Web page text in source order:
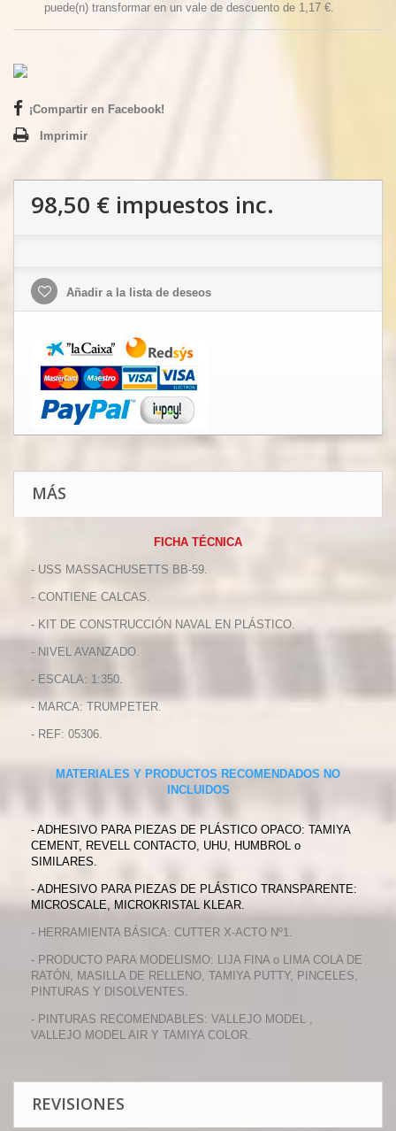
puede(n) transformar en un vale de descuento de 1,17 €.
¡Compartir en Facebook!
Imprimir
98,50 € impuestos inc.
Añadir a la lista de deseos
MÁS
FICHA TÉCNICA
- USS MASSACHUSETTS BB-59.
- CONTIENE CALCAS.
- KIT DE CONSTRUCCIÓN NAVAL EN PLÁSTICO.
- NIVEL AVANZADO.
- ESCALA: 1:350.
- MARCA: TRUMPETER.
- REF: 05306.
MATERIALES Y PRODUCTOS RECOMENDADOS NO
INCLUIDOS
- ADHESIVO PARA PIEZAS DE PLÁSTICO OPACO: TAMIYA
CEMENT, REVELL CONTACTO, UHU, HUMBROL o
SIMILARES.
- ADHESIVO PARA PIEZAS DE PLÁSTICO TRANSPARENTE:
MICROSCALE, MICROKRISTAL KLEAR.
- HERRAMIENTA BÁSICA: CUTTER X-ACTO Nº1.
- PRODUCTO PARA MODELISMO: LIJA FINA o LIMA COLA DE
RATÓN, MASILLA DE RELLENO, TAMIYA PUTTY, PINCELES,
PINTURAS Y DISOLVENTES.
- PINTURAS RECOMENDABLES: VALLEJO MODEL ,
VALLEJO MODEL AIR Y TAMIYA COLOR.
REVISIONES